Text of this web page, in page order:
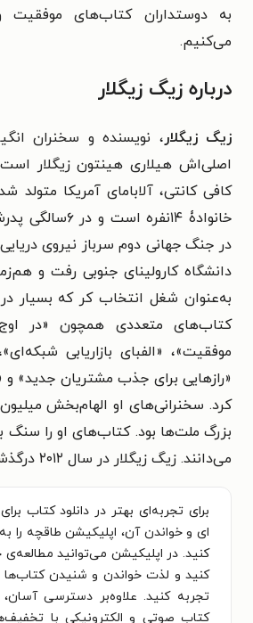
به دوستداران کتاب‌های موفقیت
می‌کنیم.
درباره زیگ زیگلار
زیگ زیگلار، نویسنده و سخنران
کافی کانتی، آلابامای آمریکا متولد
خانوادۀ ۱۴نفره
در جنگ جهانی دوم سرباز نیروی
دانشگاه کارولینای جنوبی رفت و
به‌عنوان شغل انتخاب کر که بسیار در
کتاب‌های متعددی همچون «در اوج
موفقیت»، «الفبای بازاریابی
«رازهایی برای جذب مشتریان جدید» و
کرد. سخنرانی‌های او الهام‌بخش
بزرگ ملت‌ها بود. کتاب‌های او را سنگ
می‌دانند. زیگ زیگلار در سال ۲۰۱۲ درگذشت.
برای تجربه‌ای بهتر در دانلود کتاب
ای و خواندن آن، اپلیکیشن طاقچه را
کنید. در اپلیکیشن می‌توانید
کنید و لذت خواندن و شنیدن
تجربه کنید. علاوه‌بر دسترسی آسان،
کتاب صوتی و الکترونیکی با